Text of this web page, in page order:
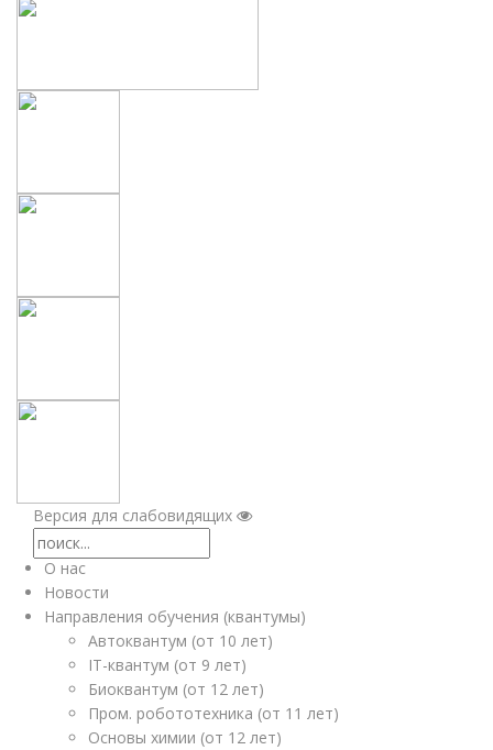
Версия для слабовидящих
О нас
Новости
Направления обучения (квантумы)
Автоквантум (от 10 лет)
IT-квантум (от 9 лет)
Биоквантум (от 12 лет)
Пром. робототехника (от 11 лет)
Основы химии (от 12 лет)